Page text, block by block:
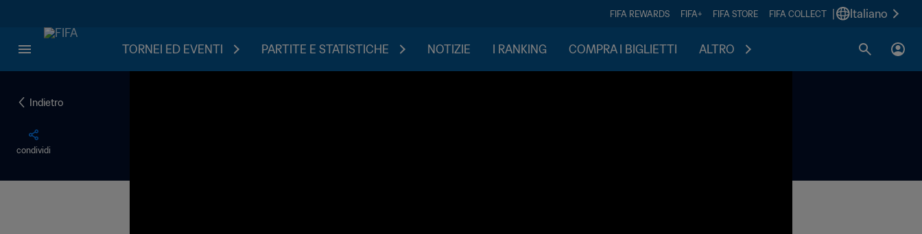
FIFA REWARDS FIFA+ FIFA STORE FIFA COLLECT Italiano
TORNEI ED EVENTI PARTITE E STATISTICHE NOTIZIE I RANKING COMPRA I BIGLIETTI ALTRO
Indietro
condividi